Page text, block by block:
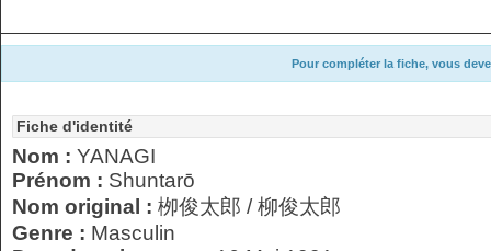
Pour compléter la fiche, vous
Fiche d'identité
Nom : YANAGI
Prénom : Shuntarō
Nom original : 栁俊太郎 / 柳俊太郎
Genre : Masculin